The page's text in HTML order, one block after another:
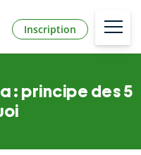
Inscription
: principe des 5